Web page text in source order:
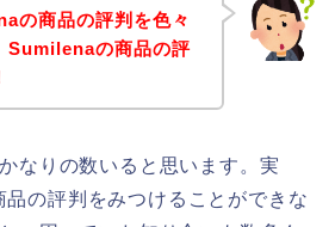
の商品の評判を色々
Sumilenaの商品の評
なりの数いると思います。実
の評判をみつけることができな